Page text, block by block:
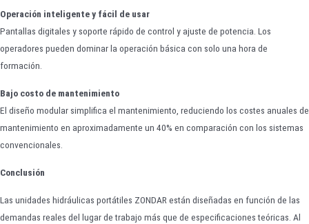
Operación inteligente y fácil de usar
Pantallas digitales y soporte rápido de control y ajuste de potencia. Los
operadores pueden dominar la operación básica con solo una hora de
formación.
Bajo costo de mantenimiento
El diseño modular simplifica el mantenimiento, reduciendo los costes anuales de
mantenimiento en aproximadamente un 40% en comparación con los sistemas
convencionales.
Conclusión
Las unidades hidráulicas portátiles ZONDAR están diseñadas en función de las
demandas reales del lugar de trabajo más que de especificaciones teóricas. Al